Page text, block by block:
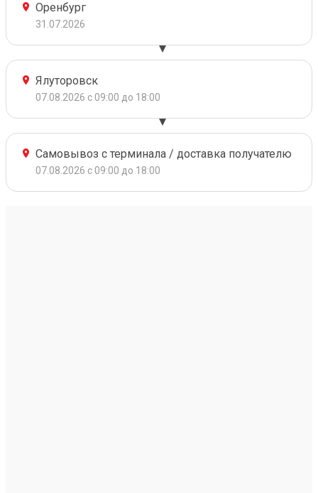
Оренбург
31.07.2026
Ялуторовск
07.08.2026 с 09:00 до 18:00
Самовывоз с терминала / доставка получателю
07.08.2026 с 09:00 до 18:00